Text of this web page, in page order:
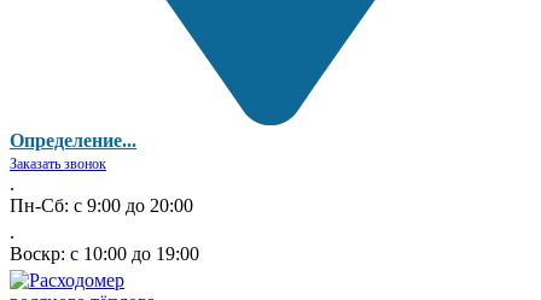
Определение...
Заказать звонок
.
Пн-Сб: с 9:00 до 20:00
.
Воскр: с 10:00 до 19:00